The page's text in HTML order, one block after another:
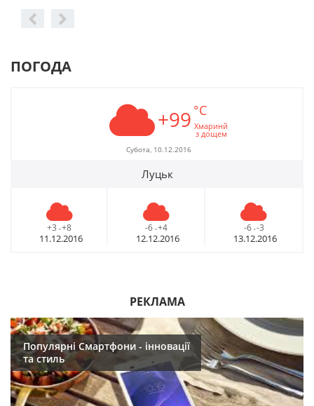
ПОГОДА
+99 °C
Хмаринй
з дощем
Субота, 10.12.2016
Луцьк
+3 - +8
11.12.2016
-6 - +4
12.12.2016
-6 - -3
13.12.2016
РЕКЛАМА
Популярні Смартфони - інновації
та стиль